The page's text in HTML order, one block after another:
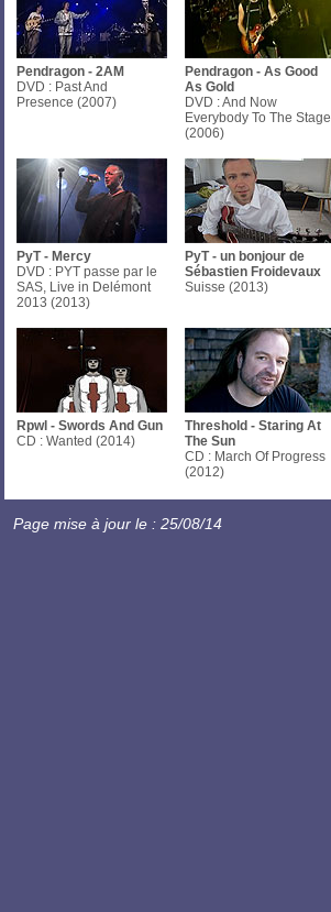
Pendragon - 2AM
DVD : Past And
Presence (2007)
Pendragon - As Good
As Gold
DVD : And Now
Everybody To The Stage
(2006)
PyT - Mercy
DVD : PYT passe par le
SAS, Live in Delémont
2013 (2013)
PyT - un bonjour de
Sébastien Froidevaux
Suisse (2013)
Rpwl - Swords And Gun
CD : Wanted (2014)
Threshold - Staring At
The Sun
CD : March Of Progress
(2012)
Page mise à jour le : 25/08/14